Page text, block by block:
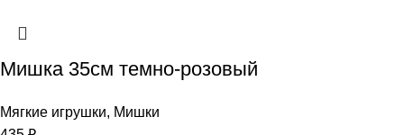
Мишка 35см темно-розовый
Мягкие игрушки, Мишки